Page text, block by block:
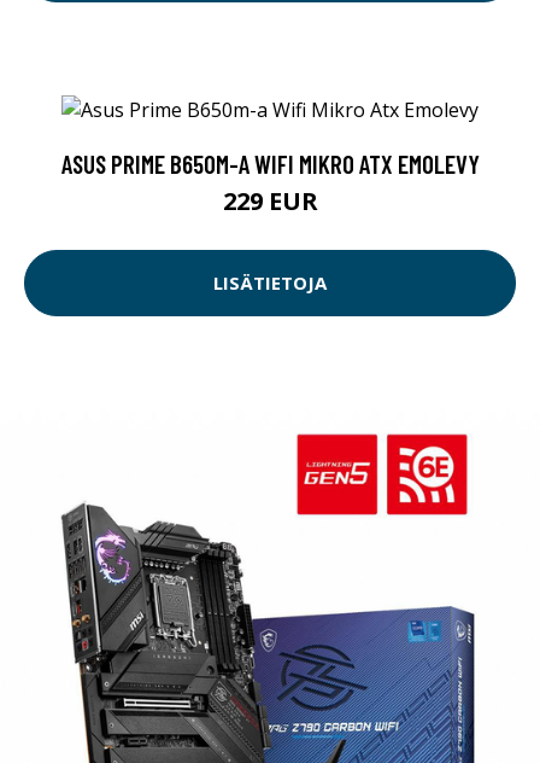
ASUS PRIME B650M-A WIFI MIKRO ATX EMOLEVY
229 EUR
LISÄTIETOJA